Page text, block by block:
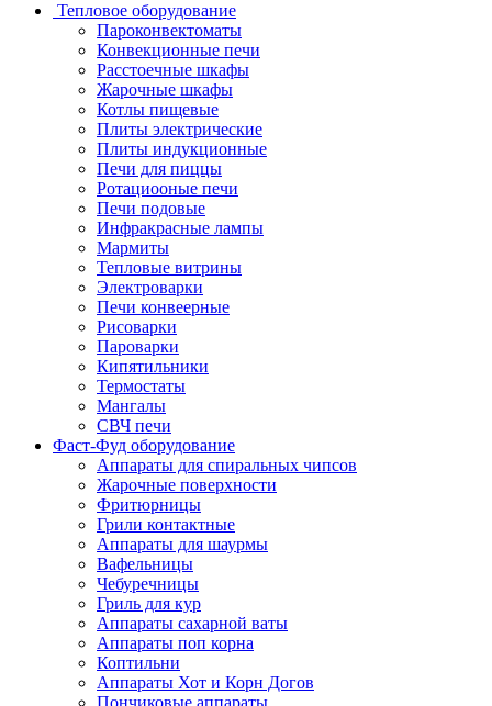
Тепловое оборудование
Пароконвектоматы
Конвекционные печи
Расстоечные шкафы
Жарочные шкафы
Котлы пищевые
Плиты электрические
Плиты индукционные
Печи для пиццы
Ротациооные печи
Печи подовые
Инфракрасные лампы
Мармиты
Тепловые витрины
Электроварки
Печи конвеерные
Рисоварки
Пароварки
Кипятильники
Термостаты
Мангалы
СВЧ печи
Фаст-Фуд оборудование
Аппараты для спиральных чипсов
Жарочные поверхности
Фритюрницы
Грили контактные
Аппараты для шаурмы
Вафельницы
Чебуречницы
Гриль для кур
Аппараты сахарной ваты
Аппараты поп корна
Коптильни
Аппараты Хот и Корн Догов
Пончиковые аппараты